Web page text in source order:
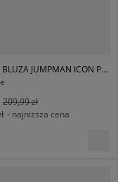
JORDAN BLUZA JUMPMAN ICON PLAY CREW GIRL
209,99 zł
- najniższa cena